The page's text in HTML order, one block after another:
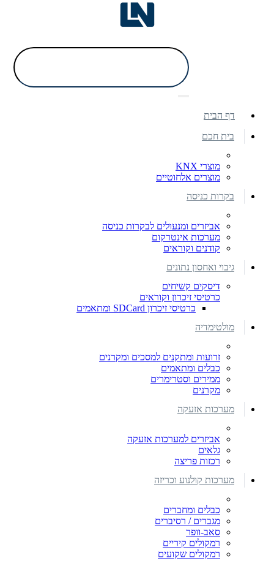
דף הבית
בית חכם
מוצרי KNX
מוצרים אלחוטיים
בקרות כניסה
אביזרים ומנעולים לבקרות כניסה
מערכות אינטרקום
קודנים וקוראים
גיבוי ואחסון נתונים
דיסקים קשיחים
כרטיסי זיכרון וקוראים
כרטיסי זיכרון SDCard ומתאמים
מולטימדיה
זרועות ומתקנים למסכים ומקרנים
כבלים ומתאמים
ממירים וסטרימרים
מקרנים
מערכות אזעקה
אביזרים למערכות אזעקה
גלאים
רכזות פריצה
מערכות קולנוע וכריזה
כבלים ומחברים
מגברים / רסיברים
סאב-וופר
רמקולים קיריים
רמקולים שקועים